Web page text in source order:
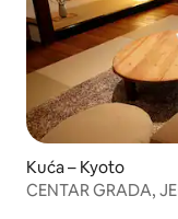
Kuća – Kyoto
CENTAR GRADA,